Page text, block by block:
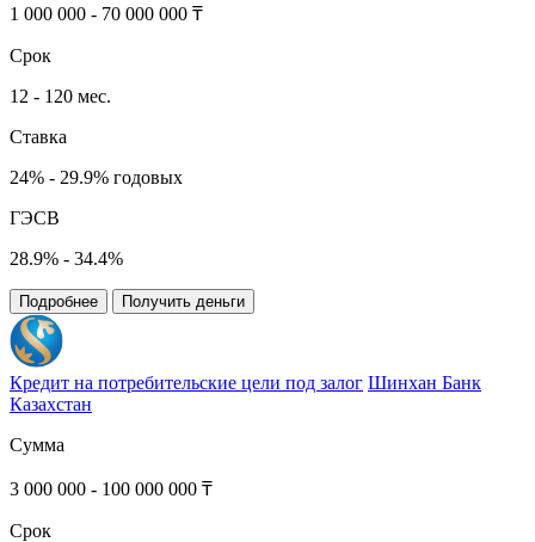
1 000 000 - 70 000 000 ₸
Срок
12 - 120 мес.
Ставка
24% - 29.9% годовых
ГЭСВ
28.9% - 34.4%
Подробнее Получить деньги
Кредит на потребительские цели под залог Шинхан Банк
Казахстан
Сумма
3 000 000 - 100 000 000 ₸
Срок